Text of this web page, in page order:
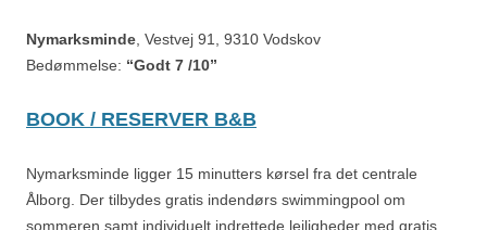
Nymarksminde , Vestvej 91, 9310 Vodskov
Bedømmelse: “Godt 7 /10”
BOOK / RESERVER B&B
Nymarksminde ligger 15 minutters kørsel fra det centrale
Ålborg. Der tilbydes gratis indendørs swimmingpool om
sommeren samt individuelt indrettede lejligheder med gratis